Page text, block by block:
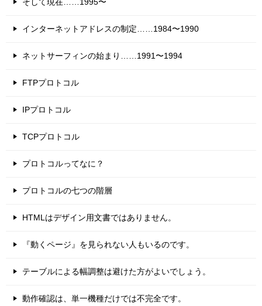
インターネットアドレスの制定……1984〜1990
ネットサーフィンの始まり……1991〜1994
FTPプロトコル
IPプロトコル
TCPプロトコル
プロトコルってなに？
プロトコルの七つの階層
HTMLはデザイン用文書ではありません。
『動くページ』を見られない人もいるのです。
テーブルによる幅調整は避けた方がよいでしょう。
動作確認は、単一機種だけでは不完全です。